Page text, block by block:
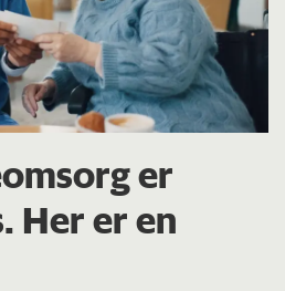
er
Her er en